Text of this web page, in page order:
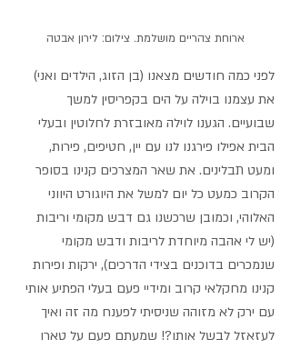
ארוחת צהריים מושלמת. צילום: לירון אבטה
לפני כמה חודשים מצאנו (בן הזוג, הילדים ואני)
את עצמנו בוילה על הים בקפריסין למשך
שבועיים. הגענו לוילה מאובזרת לחלוטין ובעלי
הבית אפילו פירגנו לנו עם יין, חטיפים, פירות,
ומעט תבלינים. את שאר המצרכים קנינו בסופר
הקרוב כמעט כל יום למשל את היוגורט היווני
האלוהי, וכמובן שרכשנו גם דבש מקומי וריבות
(יש לי אהבה מיוחדת לריבות ודבש מקומי
שנמכרים בדוכנים בצידי הדרכים), ירקות ופירות
קנינו מחקלאי קרוב ומידיי פעם בעלי הפתיע אותי
עם ירק לא מזוהה שניסיתי לפענח מה זה ואיך
לעזאזל לבשל אותו?! שמעתם פעם על טארו